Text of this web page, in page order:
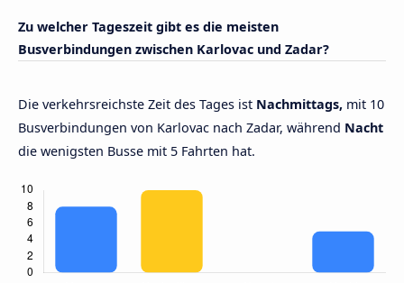
Zu welcher Tageszeit gibt es die meisten
Busverbindungen zwischen Karlovac und Zadar?
Die verkehrsreichste Zeit des Tages ist Nachmittags, mit 10
Busverbindungen von Karlovac nach Zadar, während Nacht
die wenigsten Busse mit 5 Fahrten hat.